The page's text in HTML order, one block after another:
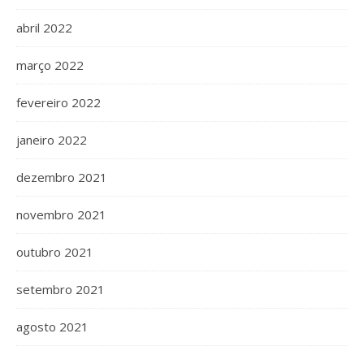
abril 2022
março 2022
fevereiro 2022
janeiro 2022
dezembro 2021
novembro 2021
outubro 2021
setembro 2021
agosto 2021